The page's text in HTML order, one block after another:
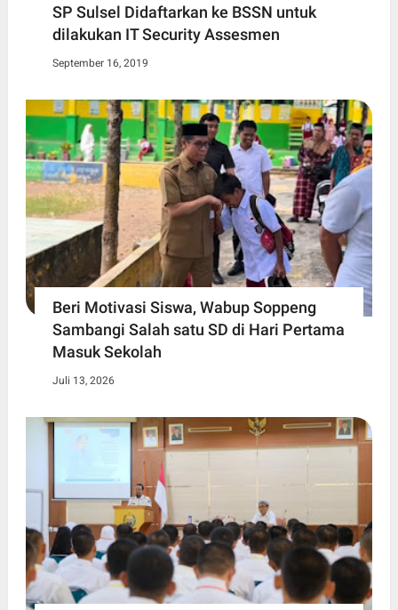
SP Sulsel Didaftarkan ke BSSN untuk
dilakukan IT Security Assesmen
September 16, 2019
Beri Motivasi Siswa, Wabup Soppeng
Sambangi Salah satu SD di Hari Pertama
Masuk Sekolah
Juli 13, 2026